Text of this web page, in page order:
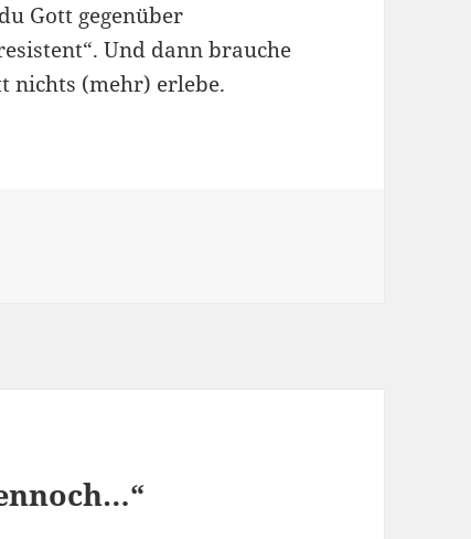
Gott gegenüber
Und dann brauche
nichts (mehr) erlebe.